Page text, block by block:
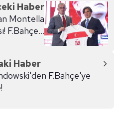
Haber
Montella
F.Bahçe...
Haber
F.Bahçe'ye